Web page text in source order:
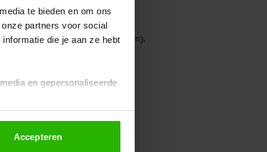
te bieden en om ons
partners voor social
die je aan ze hebt
en gepersonaliseerde
Accepteren
console for more information).